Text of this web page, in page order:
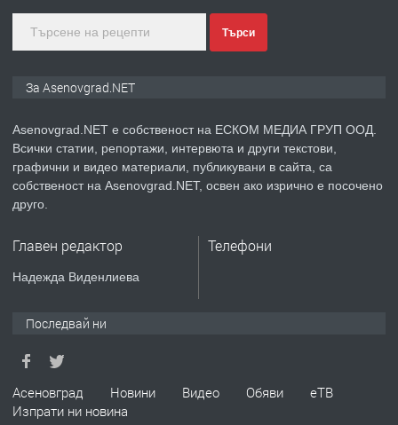
преди 2 години
ПРЕДЛАГА
Давам индивидуалани уроци по
преди 2 години
Търси
За Asenovgrad.NET
Asenovgrad.NET е собственост на ЕСКОМ МЕДИА ГРУП ООД.
Всички статии, репортажи, интервюта и други текстови,
графични и видео материали, публикувани в сайта, са
собственост на Asenovgrad.NET, освен ако изрично е посочено
друго.
Главен редактор
Надежда Виденлиева
Телефони
Последвай ни
Асеновград Новини Видео Обяви
еТВ
Изпрати ни новина